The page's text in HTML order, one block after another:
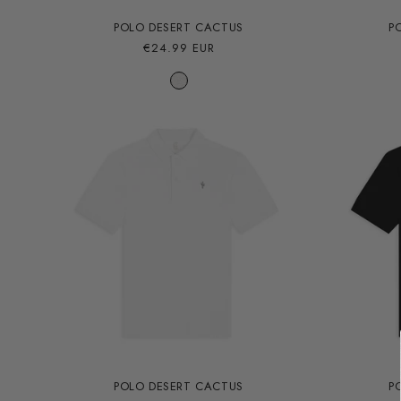
POLO DESERT CACTUS
Precio
€24.99 EUR
POLO DESERT CACTUS